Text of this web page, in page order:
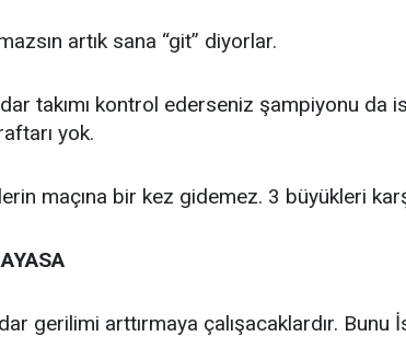
artık sana “git” diyorlar.
takımı kontrol ederseniz şampiyonu da
yok.
maçına bir kez gidemez. 3 büyükleri
gerilimi arttırmaya çalışacaklardır.